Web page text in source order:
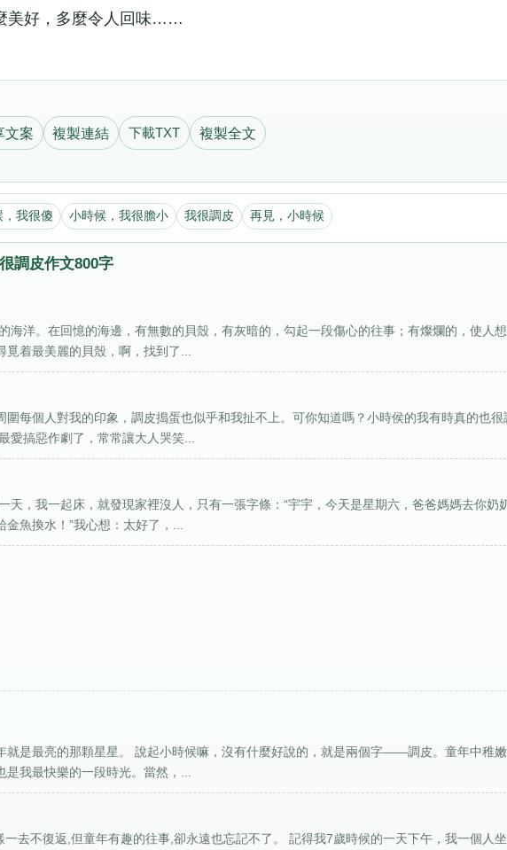
好，多麼令人回味……
文案 複製連結 下載TXT 複製全文
，我很傻 小時候，我很膽小 我很調皮 再見，小時候
調皮作文800字
海洋。在回憶的海邊，有無數的貝殼，有灰暗的，勾起一段傷心的往事；有燦爛的，使人
着最美麗的貝殼，啊，找到了...
圍每個人對我的印象，調皮搗蛋也似乎和我扯不上。可你知道嗎？小時侯的我有時真的也很
愛搞惡作劇了，常常讓大人哭笑...
天，我一起床，就發現家裡沒人，只有一張字條：“宇宇，今天是星期六，爸爸媽媽去你奶
魚換水！”我心想：太好了，...
就是最亮的那顆星星。 說起小時候嘛，沒有什麼好說的，就是兩個字——調皮。童年中稚
是我最快樂的一段時光。當然，...
去不復返,但童年有趣的往事,卻永遠也忘記不了。 記得我7歲時候的一天下午，我一個人